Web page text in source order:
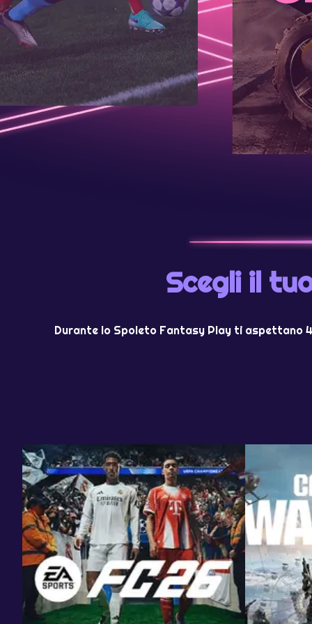
Scegli il
Durante lo Spoleto Fantasy Play ti aspettano